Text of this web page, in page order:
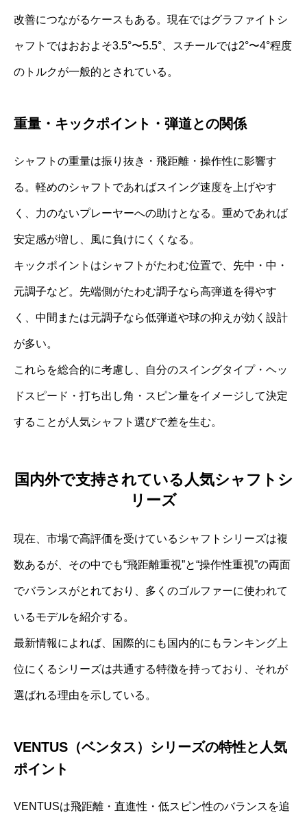
改善につながるケースもある。現在ではグラファイトシ
ャフトではおおよそ3.5°〜5.5°、スチールでは2°〜4°程度
のトルクが一般的とされている。
重量・キックポイント・弾道との関係
シャフトの重量は振り抜き・飛距離・操作性に影響す
る。軽めのシャフトであればスイング速度を上げやす
く、力のないプレーヤーへの助けとなる。重めであれば
安定感が増し、風に負けにくくなる。
キックポイントはシャフトがたわむ位置で、先中・中・
元調子など。先端側がたわむ調子なら高弾道を得やす
く、中間または元調子なら低弾道や球の抑えが効く設計
が多い。
これらを総合的に考慮し、自分のスイングタイプ・ヘッ
ドスピード・打ち出し角・スピン量をイメージして決定
することが人気シャフト選びで差を生む。
国内外で支持されている人気シャフトシ
リーズ
現在、市場で高評価を受けているシャフトシリーズは複
数あるが、その中でも“飛距離重視”と“操作性重視”の両面
でバランスがとれており、多くのゴルファーに使われて
いるモデルを紹介する。
最新情報によれば、国際的にも国内的にもランキング上
位にくるシリーズは共通する特徴を持っており、それが
選ばれる理由を示している。
VENTUS（ベンタス）シリーズの特性と人気
ポイント
VENTUSは飛距離・直進性・低スピン性のバランスを追